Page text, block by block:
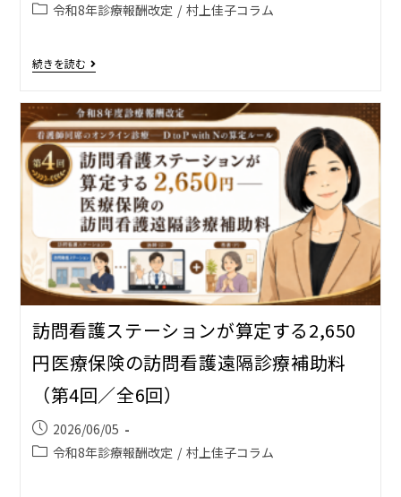
令和8年診療報酬改定 / 村上佳子コラム
続きを読む
訪問看護ステーションが算定する2,650
円――医療保険の訪問看護遠隔診療補助料
（第4回／全6回）
2026/06/05
令和8年診療報酬改定 / 村上佳子コラム